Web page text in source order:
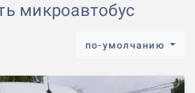
микроавтобус
по-умолчанию